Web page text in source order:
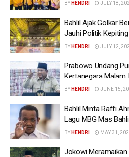
BY HENDRI JULY 18,
Bahlil Ajak Golkar
Jauhi Politik Kepiting
BY HENDRI JULY 12,
Prabowo Undang
Kertanegara Malam
BY HENDRI JUNE 15,
Bahlil Minta Raffi
Lagu MBG Mas
BY HENDRI MAY 31,
Jokowi Meramaikan